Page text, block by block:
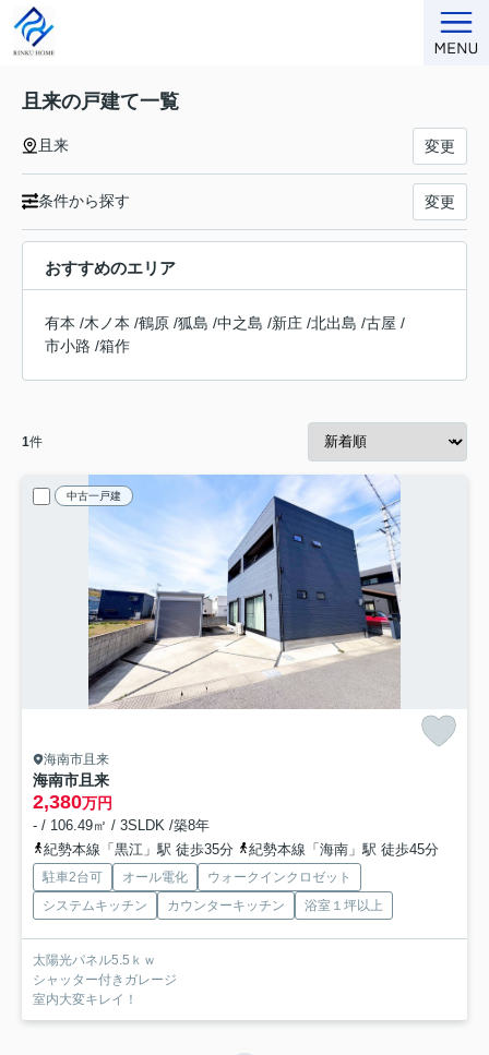
且来の戸建て一覧
且来 変更
条件から探す 変更
おすすめのエリア
有本 /木ノ本 /鶴原 /狐島 /中之島 /新庄 /北出島 /古屋 /
市小路 /箱作
1件
中古一戸建
海南市且来
海南市且来
2,380万円
- / 106.49㎡ / 3SLDK /築8年
紀勢本線「黒江」駅 徒歩35分
紀勢本線「海南」駅 徒歩45分
駐車2台可 オール電化
ウォークインクロゼット
システムキッチン
カウンターキッチン 浴室１坪以上
太陽光パネル5.5ｋｗ
シャッター付きガレージ
室内大変キレイ！